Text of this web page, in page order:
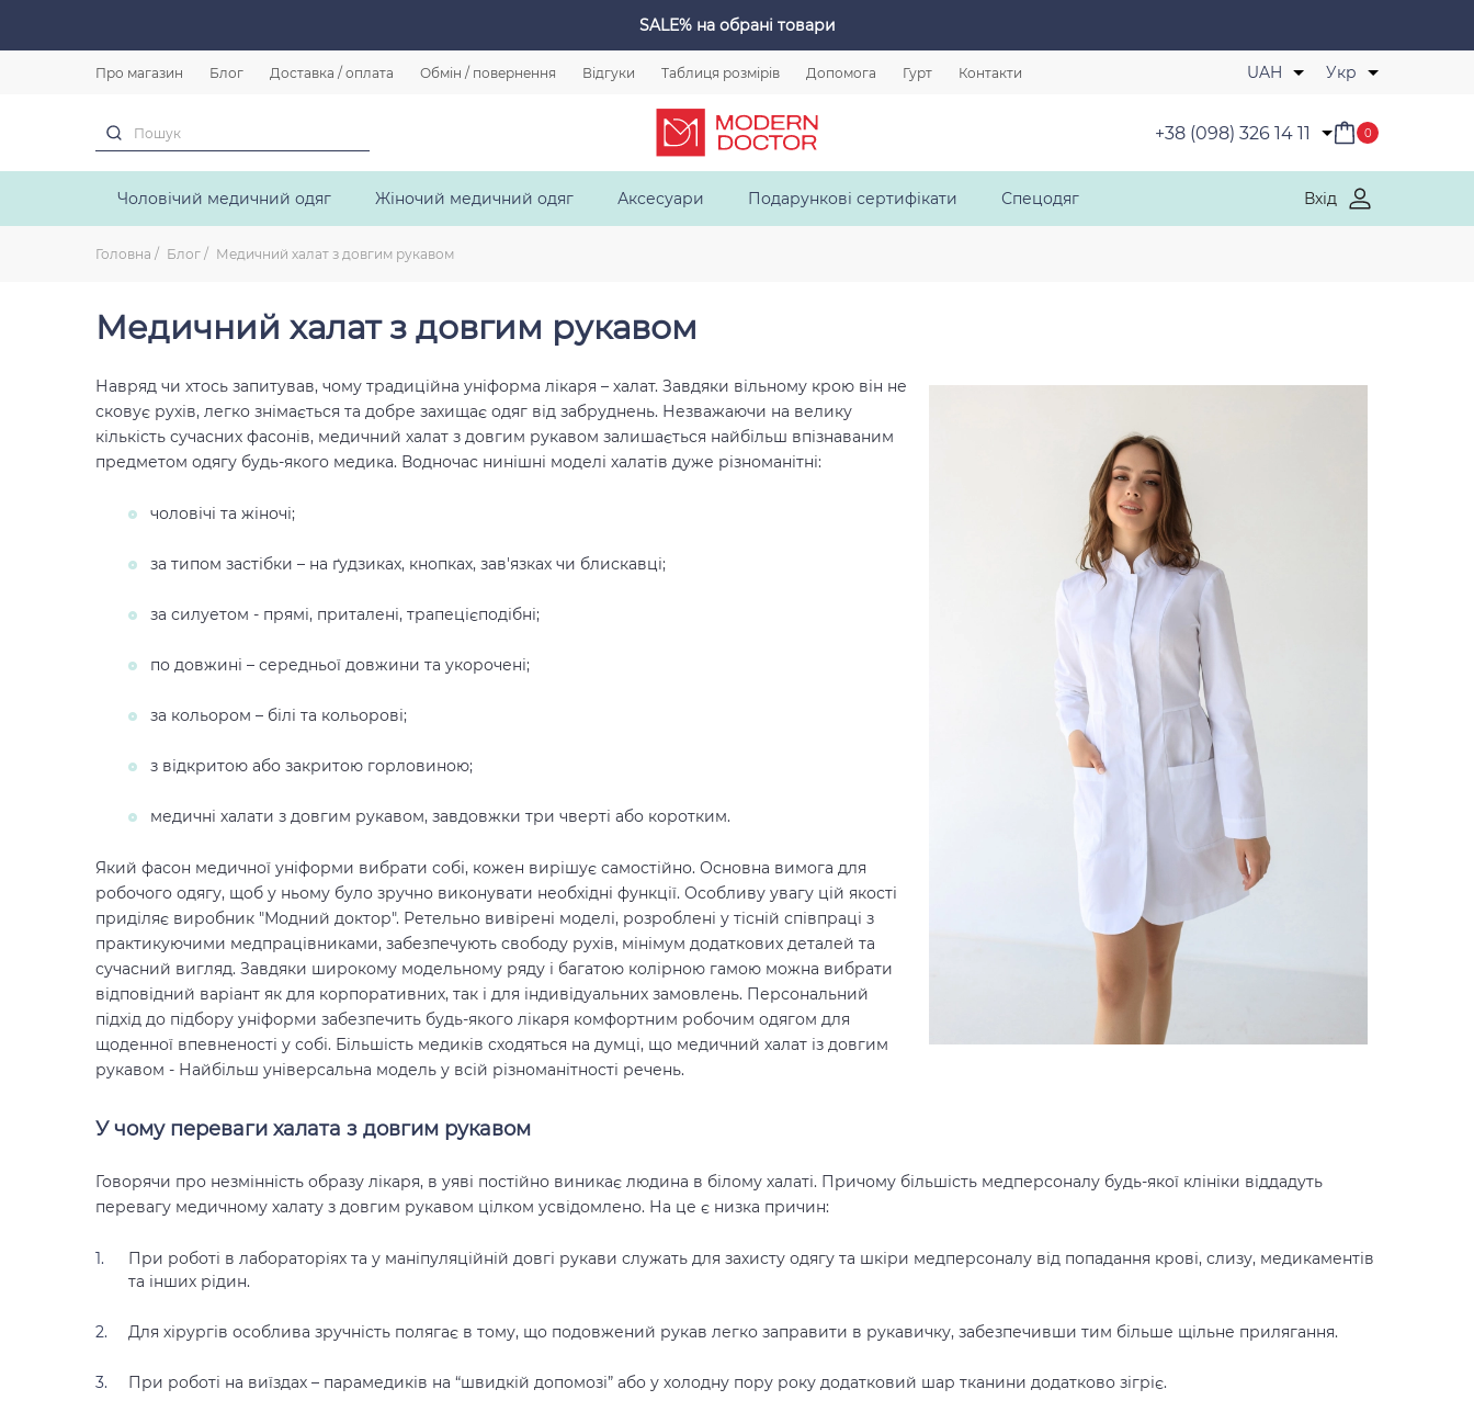
SALE% на обрані товари
Про магазин Блог Доставка / оплата Обмін / повернення Відгуки Таблиця розмірів Допомога Гурт Контакти UAH Укр
+38 (098) 326 14 11 0
Чоловічий медичний одяг Жіночий медичний одяг Аксесуари Подарункові сертифікати Спецодяг Вхід
Головна Блог Медичний халат з довгим рукавом
Медичний халат з довгим рукавом
Навряд чи хтось запитував, чому традиційна уніформа лікаря – халат. Завдяки вільному крою він не
сковує рухів, легко знімається та добре захищає одяг від забруднень. Незважаючи на велику
кількість сучасних фасонів, медичний халат з довгим рукавом залишається найбільш впізнаваним
предметом одягу будь-якого медика. Водночас нинішні моделі халатів дуже різноманітні:
чоловічі та жіночі;
за типом застібки – на ґудзиках, кнопках, зав'язках чи блискавці;
за силуетом - прямі, приталені, трапецієподібні;
по довжині – середньої довжини та укорочені;
за кольором – білі та кольорові;
з відкритою або закритою горловиною;
медичні халати з довгим рукавом, завдовжки три чверті або коротким.
Який фасон медичної уніформи вибрати собі, кожен вирішує самостійно. Основна вимога для
робочого одягу, щоб у ньому було зручно виконувати необхідні функції. Особливу увагу цій якості
приділяє виробник "Модний доктор". Ретельно вивірені моделі, розроблені у тісній співпраці з
практикуючими медпрацівниками, забезпечують свободу рухів, мінімум додаткових деталей та
сучасний вигляд. Завдяки широкому модельному ряду і багатою колірною гамою можна вибрати
відповідний варіант як для корпоративних, так і для індивідуальних замовлень. Персональний
підхід до підбору уніформи забезпечить будь-якого лікаря комфортним робочим одягом для
щоденної впевненості у собі. Більшість медиків сходяться на думці, що медичний халат із довгим
рукавом - Найбільш універсальна модель у всій різноманітності речень.
У чому переваги халата з довгим рукавом
Говорячи про незмінність образу лікаря, в уяві постійно виникає людина в білому халаті. Причому більшість медперсоналу будь-якої клініки віддадуть
перевагу медичному халату з довгим рукавом цілком усвідомлено. На це є низка причин:
При роботі в лабораторіях та у маніпуляційній довгі рукави служать для захисту одягу та шкіри медперсоналу від попадання крові, слизу, медикаментів
та інших рідин.
Для хірургів особлива зручність полягає в тому, що подовжений рукав легко заправити в рукавичку, забезпечивши тим більше щільне прилягання.
При роботі на виїздах – парамедиків на “швидкій допомозі” або у холодну пору року додатковий шар тканини додатково зігріє.
Обрані товари